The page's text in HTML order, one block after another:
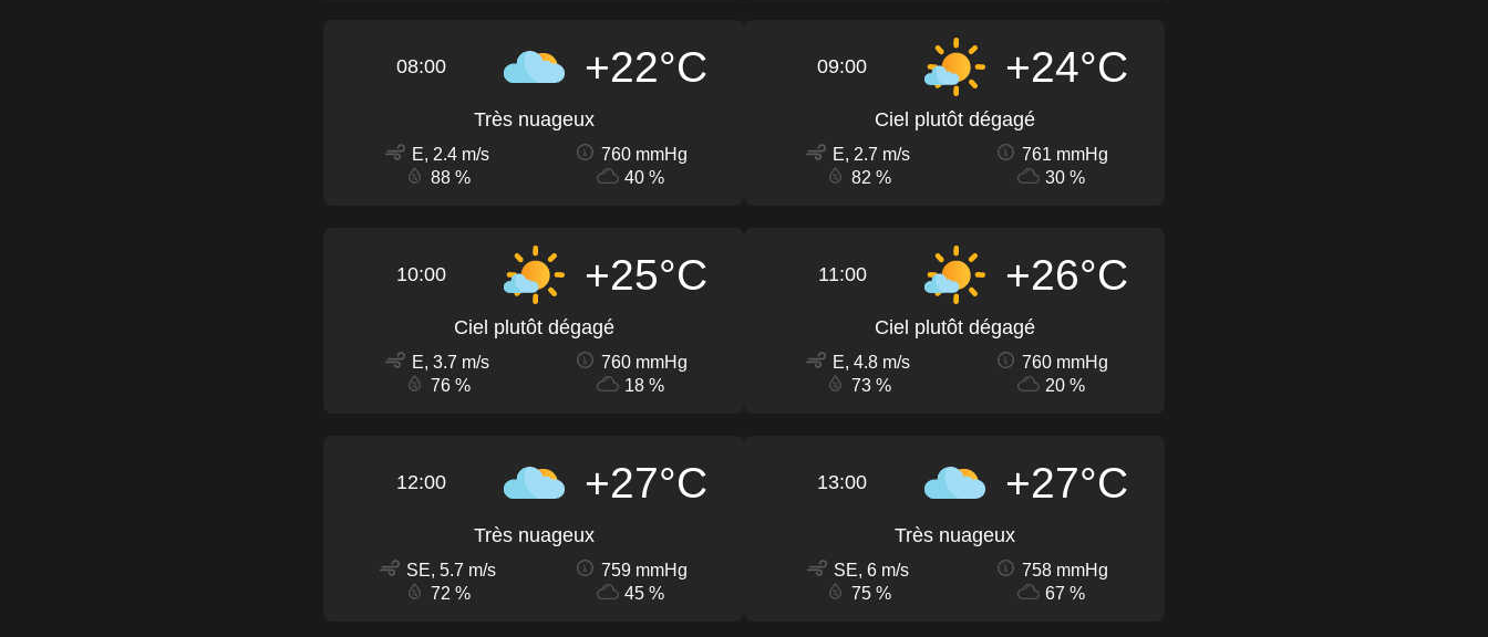
08:00 +22°C
Très nuageux
E, 2.4 m/s
760 mmHg
88 %
40 %
09:00 +24°C
Ciel plutôt dégagé
E, 2.7 m/s
761 mmHg
82 %
30 %
10:00 +25°C
Ciel plutôt dégagé
E, 3.7 m/s
760 mmHg
76 %
18 %
11:00 +26°C
Ciel plutôt dégagé
E, 4.8 m/s
760 mmHg
73 %
20 %
12:00 +27°C
Très nuageux
SE, 5.7 m/s
759 mmHg
72 %
45 %
13:00 +27°C
Très nuageux
SE, 6 m/s
758 mmHg
75 %
67 %